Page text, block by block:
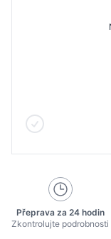
Přeprava za 24 hodin
Zkontrolujte podrobnosti